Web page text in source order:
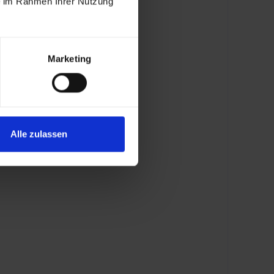
Marketing
Alle zulassen